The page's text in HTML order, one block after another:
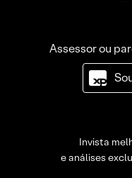
Assessor ou
Invista
e análises